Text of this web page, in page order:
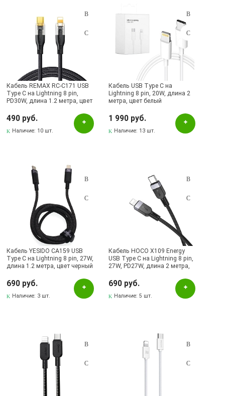
Кабель REMAX RC-C171 USB
Type C на Lightning 8 pin,
PD30W, длина 1.2 метра, цвет
490 руб.
Наличие: 10 шт.
Кабель USB Type C на
Lightning 8 pin, 20W, длина 2
метра, цвет белый
1 990 руб.
Наличие: 13 шт.
Кабель YESIDO CA159 USB
Type C на Lightning 8 pin, 27W,
длина 1.2 метра, цвет черный
690 руб.
Наличие: 3 шт.
Кабель HOCO X109 Energy
USB Type C на Lightning 8 pin,
27W, PD27W, длина 2 метра,
690 руб.
Наличие:5 шт.